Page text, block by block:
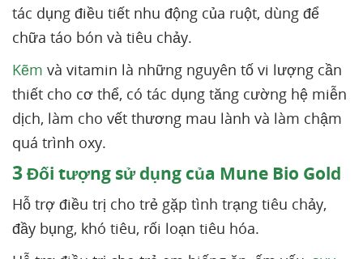
tác dụng điều tiết nhu động của ruột, dùng để
chữa táo bón và tiêu chảy.
Kẽm và vitamin là những nguyên tố vi lượng cần
thiết cho cơ thể, có tác dụng tăng cường hệ miễn
dịch, làm cho vết thương mau lành và làm chậm
quá trình oxy.
3Đối tượng sử dụng của Mune Bio Gold
Hỗ trợ điều trị cho trẻ gặp tình trạng tiêu chảy,
đầy bụng, khó tiêu, rối loạn tiêu hóa.